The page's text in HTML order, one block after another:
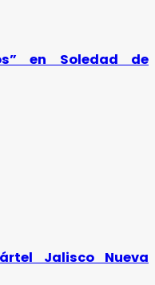
en Soledad de
Jalisco Nueva